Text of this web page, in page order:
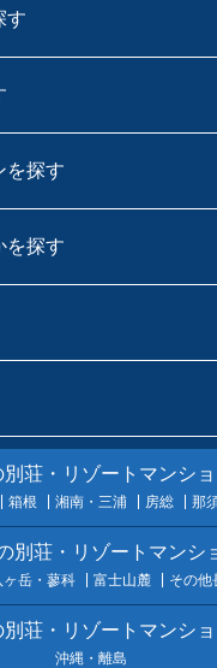
す
を探す
を探す
別荘・リゾートマンシ
箱根 湘南・三浦 房総 那
別荘・リゾートマンシ
ヶ岳・蓼科 富士山麓 その他
別荘・リゾートマンシ
沖縄・離島